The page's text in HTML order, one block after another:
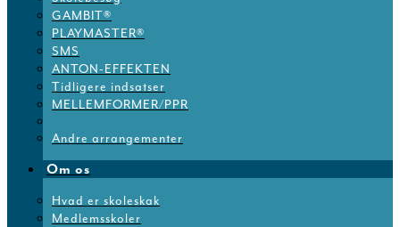
GAMBIT®
PLAYMASTER®
SMS
ANTON-EFFEKTEN
Tidligere indsatser
MELLEMFORMER/PPR
Andre arrangementer
Om os
Hvad er skoleskak
Medlemsskoler